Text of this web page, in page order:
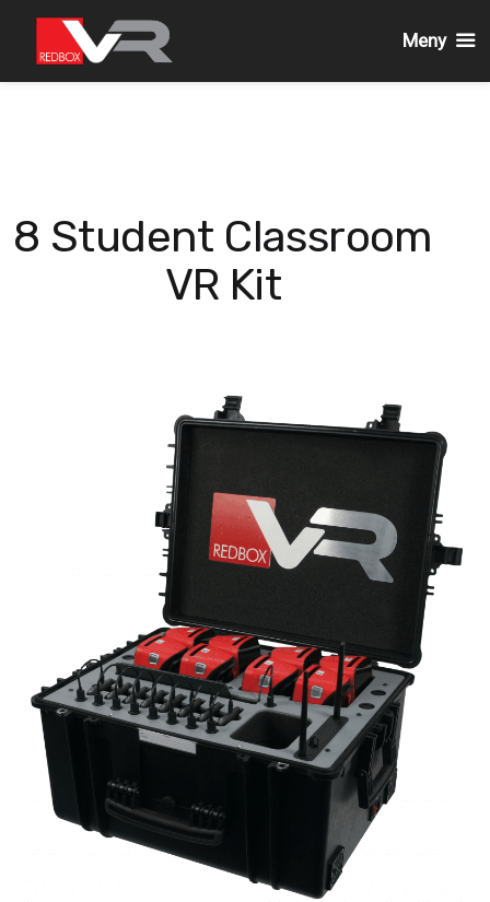
8 Student Classroom
VR Kit
Meny